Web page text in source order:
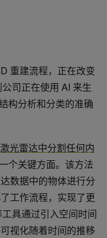
重建流程，正在改变
司正在使用 AI 来生
构分析和分类的准确
光雷达中分割任何内
个关键方面。该方法
数据中的物体进行分
工作流程，实现了更
具通过引入空间时间
视化随着时间的推移